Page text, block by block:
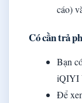
cáo)
Có cần trả
Bạn
iQIYI
Để